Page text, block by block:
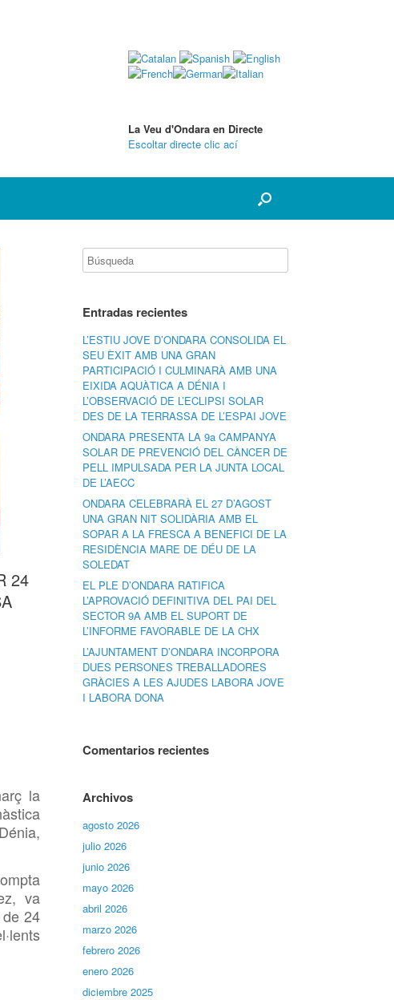
La Veu d'Ondara en Directe
Escoltar directe clic ací
24
la
va
24
Entradas recientes
L’ESTIU JOVE D’ONDARA CONSOLIDA EL
SEU ÈXIT AMB UNA GRAN
PARTICIPACIÓ I CULMINARÀ AMB UNA
EIXIDA AQUÀTICA A DÉNIA I
L’OBSERVACIÓ DE L’ECLIPSI SOLAR
DES DE LA TERRASSA DE L’ESPAI JOVE
ONDARA PRESENTA LA 9a CAMPANYA
SOLAR DE PREVENCIÓ DEL CÀNCER DE
PELL IMPULSADA PER LA JUNTA LOCAL
DE L’AECC
ONDARA CELEBRARÀ EL 27 D’AGOST
UNA GRAN NIT SOLIDÀRIA AMB EL
SOPAR A LA FRESCA A BENEFICI DE LA
RESIDÈNCIA MARE DE DÉU DE LA
SOLEDAT
EL PLE D’ONDARA RATIFICA
L’APROVACIÓ DEFINITIVA DEL PAI DEL
SECTOR 9A AMB EL SUPORT DE
L’INFORME FAVORABLE DE LA CHX
L’AJUNTAMENT D’ONDARA INCORPORA
DUES PERSONES TREBALLADORES
GRÀCIES A LES AJUDES LABORA JOVE
I LABORA DONA
Comentarios recientes
Archivos
agosto 2026
julio 2026
junio 2026
mayo 2026
abril 2026
marzo 2026
febrero 2026
enero 2026
diciembre 2025